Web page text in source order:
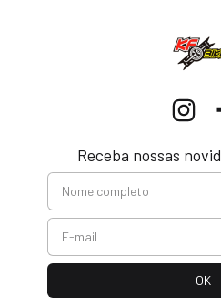
Receba nossas